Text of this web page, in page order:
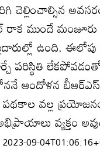
చెల్లించాల్సిన
రాక ముందే
ఉంది.
పరిస్థితి
ఆందోళన
పథకాల వల్ల
వ్యక్తం
09-